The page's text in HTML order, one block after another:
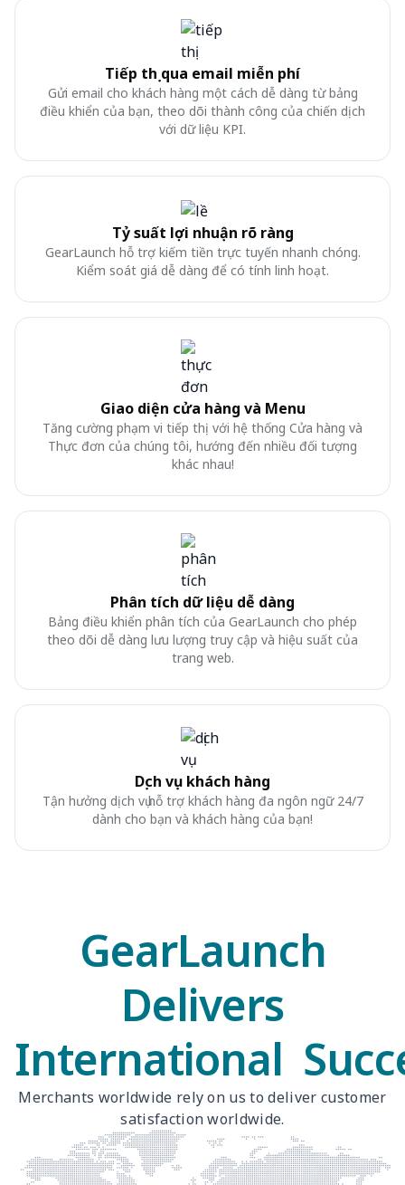
Tiếp thị qua email miễn phí
Gửi email cho khách hàng một cách dễ dàng từ bảng
điều khiển của bạn, theo dõi thành công của chiến dịch
với dữ liệu KPI.
Tỷ suất lợi nhuận rõ ràng
GearLaunch hỗ trợ kiếm tiền trực tuyến nhanh chóng.
Kiểm soát giá dễ dàng để có tính linh hoạt.
Giao diện cửa hàng và Menu
Tăng cường phạm vi tiếp thị với hệ thống Cửa hàng và
Thực đơn của chúng tôi, hướng đến nhiều đối tượng
khác nhau!
Phân tích dữ liệu dễ dàng
Bảng điều khiển phân tích của GearLaunch cho phép
theo dõi dễ dàng lưu lượng truy cập và hiệu suất của
trang web.
Dịch vụ khách hàng
Tận hưởng dịch vụ hỗ trợ khách hàng đa ngôn ngữ 24/7
dành cho bạn và khách hàng của bạn!
GearLaunch
Delivers
International
Merchants worldwide rely on us to deliver customer
satisfaction worldwide.